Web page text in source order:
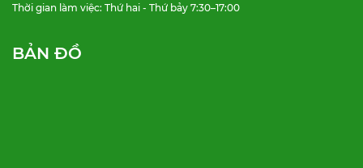
Thời gian làm việc: Thứ hai - Thứ bảy 7:30–17:00
BẢN ĐỒ